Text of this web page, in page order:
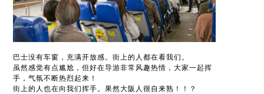
巴士没有车窗，充满开放感。街上的人都在看我们。
虽然感觉有点尴尬，但好在导游非常风趣热情，大家一起挥
手，气氛不断热烈起来！
街上的人也在向我们挥手。果然大阪人很自来熟！！？